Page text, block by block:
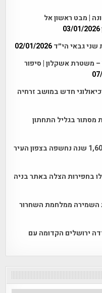
| מבט ראשון אל
03/01/2026
גבאי הי״ד 02/01/2026
– משטרת אשקלון | סיפור
חדש במושב זרחיה
בגליל התחתון
שרידי אחוזה שומרונית מפוארת בת 1,600 שנה נחשפה בצפון העיר
4,000 שנה התגלו בחפירות הצלה באתר בניה
השמירה ממלחמת השחרור
ירושלים הקדומה עם